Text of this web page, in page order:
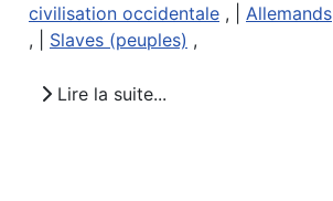
civilisation occidentale , | Allemands
, | Slaves (peuples) ,
Lire la suite...